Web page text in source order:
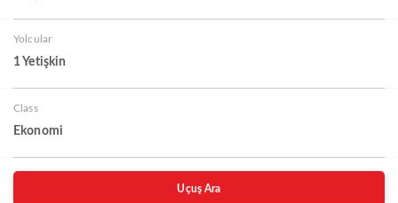
Yolcular
1 Yetişkin
Class
Ekonomi
Uçuş Ara